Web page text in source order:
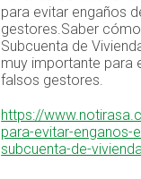
para evitar engaños
gestores.Saber
Subcuenta de
muy importante para
falsos gestores.
https://
para-evitar-enganos-
subcuenta-de-